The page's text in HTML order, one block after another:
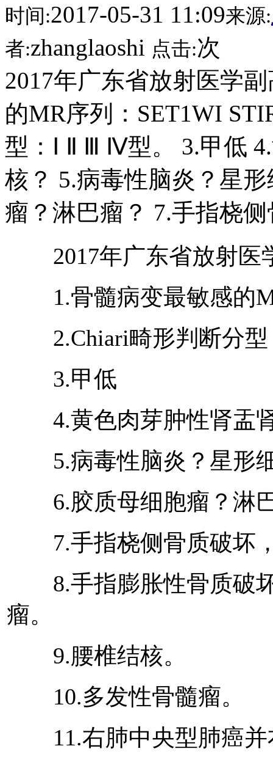
时间:2017-05-31 11:09来源:
者:zhanglaoshi 点击:次
2017年广东省放射医学
的MR序列：SET1WI
型：Ⅰ Ⅱ Ⅲ Ⅳ型。 3.甲低
核？ 5.病毒性脑炎？星
瘤？淋巴瘤？ 7.手指桡
2017年广东省放射医
1.骨髓病变最敏感的
2.Chiari畸形判断分型
3.甲低
4.黄色肉芽肿性肾盂
5.病毒性脑炎？星形
6.胶质母细胞瘤？淋
7.手指桡侧骨质破坏，
8.手指膨胀性骨质破坏
瘤。
9.腰椎结核。
10.多发性骨髓瘤。
11.右肺中央型肺癌并